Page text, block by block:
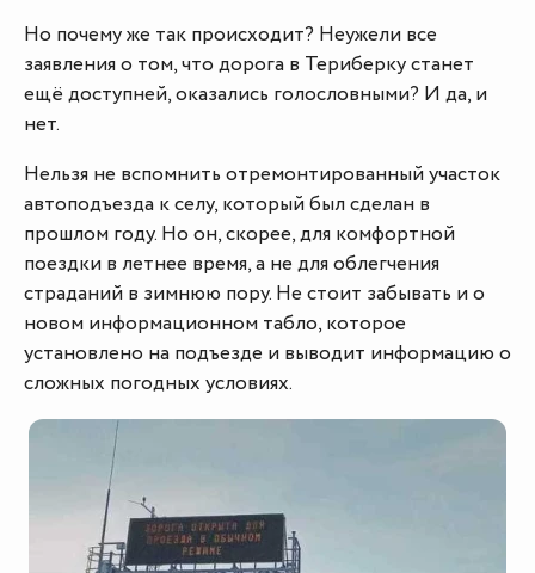
Но почему же так происходит? Неужели все
заявления о том, что дорога в Териберку станет
ещё доступней, оказались голословными? И да, и
нет.
Нельзя не вспомнить отремонтированный участок
автоподъезда к селу, который был сделан в
прошлом году. Но он, скорее, для комфортной
поездки в летнее время, а не для облегчения
страданий в зимнюю пору. Не стоит забывать и о
новом информационном табло, которое
установлено на подъезде и выводит информацию о
сложных погодных условиях.